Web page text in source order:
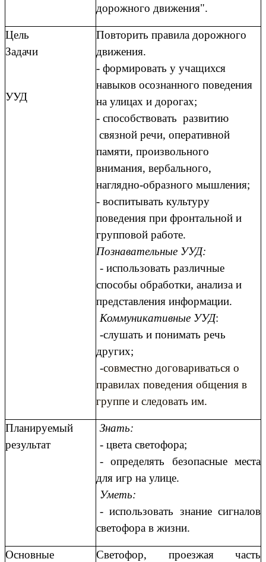
дорожного движения".
Цель
Задачи
УУД
Повторить правила дорожного
движения.
- формировать у учащихся
навыков осознанного поведения
на улицах и дорогах;
- способствовать развитию
связной речи, оперативной
памяти, произвольного
внимания, вербального,
наглядно-образного мышления;
- воспитывать культуру
поведения при фронтальной и
групповой работе.
Познавательные УУД:
- использовать различные
способы обработки, анализа и
представления информации.
Коммуникативные УУД:
-слушать и понимать речь
других;
-совместно договариваться о
правилах поведения общения в
группе и следовать им.
Планируемый
результат
Знать:
-цвета светофора;
- определять безопасные места
для игр на улице.
Уметь:
- использовать знание сигналов
светофора в жизни.
Основные
Светофор, проезжая часть